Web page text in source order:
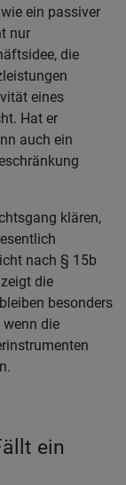
ein passiver
nur
die
eines
Hat er
auch ein
klären,
nach § 15b
die
besonders
die
ein